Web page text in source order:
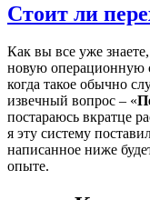
Стоит ли
Как вы все уже
новую операционную
когда такое обычно
извечный вопрос – «
постараюсь вкратце
я эту систему
написанное ниже
опыте.